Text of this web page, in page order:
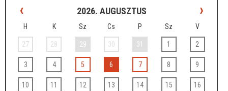
‹ 2026. AUGUSZTUS ›
H K Sz Cs P Sz V
27 28 29 30 31 1 2
3 4 5 6 7 8 9
10 11 12 13 14 15 16